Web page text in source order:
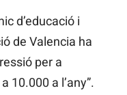
d’educació i
de Valencia ha
per a
10.000 a l’any”.